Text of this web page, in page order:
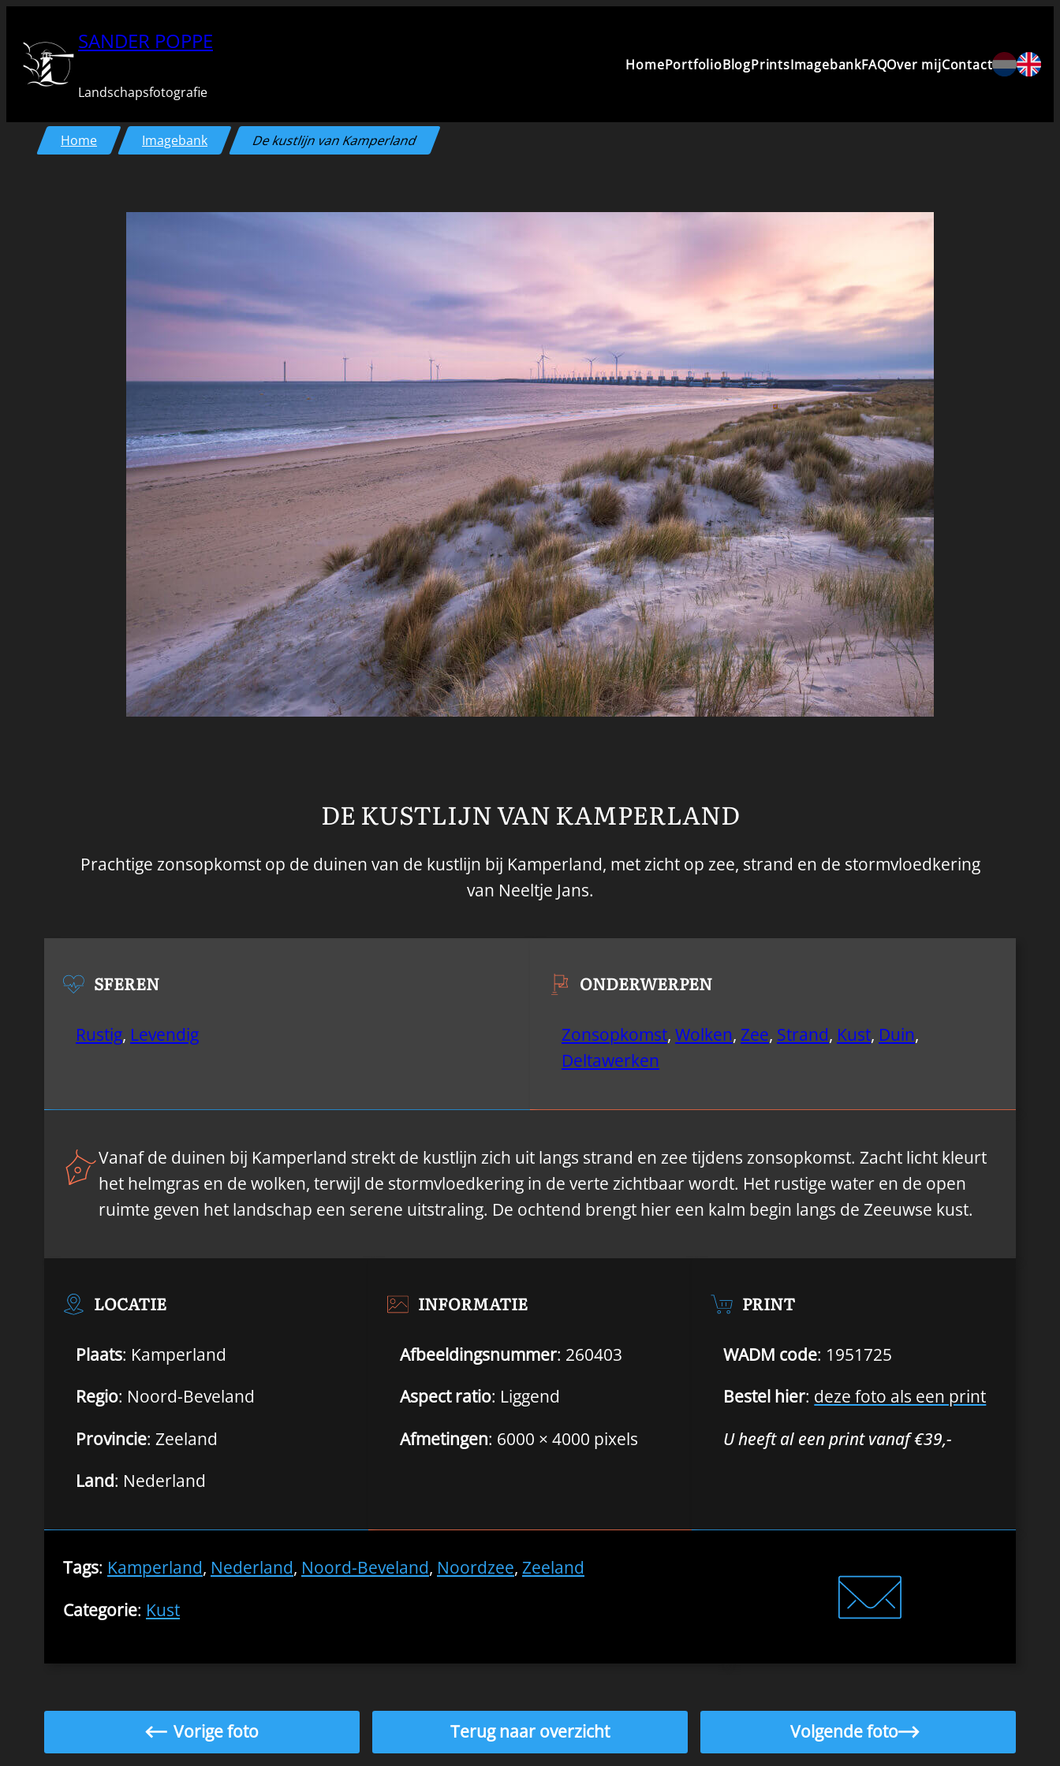
naar
de
SANDER POPPE
Landschapsfotografie
HomePortfolioBlogPrintsImagebankFAQOver mijContact
Home Imagebank De kustlijn van Kamperland
DE KUSTLIJN VAN KAMPERLAND
Prachtige zonsopkomst op de duinen van de kustlijn bij Kamperland, met zicht op zee, strand en de stormvloedkering
van Neeltje Jans.
SFEREN
Rustig, Levendig
ONDERWERPEN
Zonsopkomst, Wolken, Zee, Strand, Kust, Duin,
Deltawerken
Vanaf de duinen bij Kamperland strekt de kustlijn zich uit langs strand en zee tijdens zonsopkomst. Zacht licht kleurt
het helmgras en de wolken, terwijl de stormvloedkering in de verte zichtbaar wordt. Het rustige water en de open
ruimte geven het landschap een serene uitstraling. De ochtend brengt hier een kalm begin langs de Zeeuwse kust.
LOCATIE
Plaats: Kamperland
Regio: Noord-Beveland
Provincie: Zeeland
Land: Nederland
INFORMATIE
Afbeeldingsnummer: 260403
Aspect ratio: Liggend
Afmetingen: 6000 × 4000 pixels
PRINT
WADM code: 1951725
Bestel hier: deze foto als een print
U heeft al een print vanaf €39,-
Tags: Kamperland, Nederland, Noord-Beveland, Noordzee, Zeeland
Categorie: Kust
Vorige foto Terug naar overzicht Volgende foto